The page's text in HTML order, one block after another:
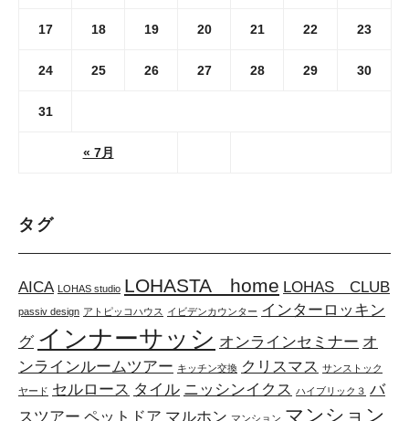
« 7月
17 18 19 20 21 22 23
24 25 26 27 28 29 30
31
タグ
AICA LOHAS studio LOHASTA home LOHAS CLUB
passiv design アトピッコハウス イビデンカウンター インターロッキン
グ インナーサッシ オンラインセミナー オ
ンラインルームツアー キッチン交換 クリスマス サンストック
ヤード セルロース タイル ニッシンイクス ハイブリック３ バ
スツアー ペットドア マルホン マンション マンション